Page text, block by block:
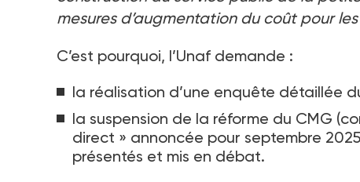
mesures d’augmentation du coût pour
C’est pourquoi, l’Unaf demande :
la réalisation d’une enquête détaillée
la suspension de la réforme du CMG
direct » annoncée pour septembre
présentés et mis en débat.